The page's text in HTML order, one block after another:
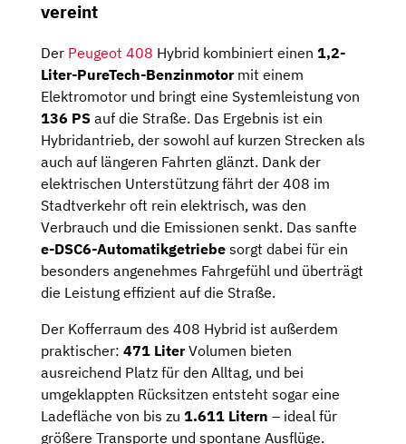
vereint
Der Peugeot 408 Hybrid kombiniert einen 1,2-
Liter-PureTech-Benzinmotormit einem
Elektromotor und bringt eine Systemleistung von
136 PS auf die Straße. Das Ergebnis ist ein
Hybridantrieb, der sowohl auf kurzen Strecken als
auch auf längeren Fahrten glänzt. Dank der
elektrischen Unterstützung fährt der 408 im
Stadtverkehr oft rein elektrisch, was den
Verbrauch und die Emissionen senkt. Das sanfte
e-DSC6-Automatikgetriebe sorgt dabei für ein
besonders angenehmes Fahrgefühl und überträgt
die Leistung effizient auf die Straße.
Der Kofferraum des 408 Hybrid ist außerdem
praktischer: 471 LiterVolumen bieten
ausreichend Platz für den Alltag, und bei
umgeklappten Rücksitzen entsteht sogar eine
Ladefläche von bis zu 1.611 Litern – ideal für
größere Transporte und spontane Ausflüge.